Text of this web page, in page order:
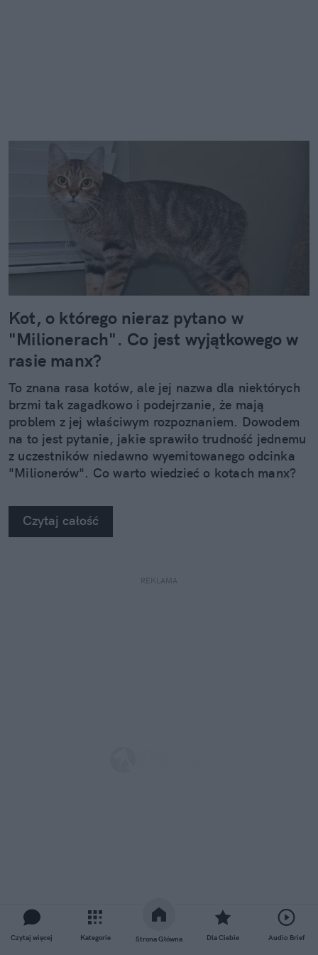
Czytaj więcej Kategorie Strona Główna Dla Ciebie Audio Brief
Kot, o którego nieraz pytano w
"Milionerach". Co jest wyjątkowego w
rasie manx?
To znana rasa kotów, ale jej nazwa dla niektórych
brzmi tak zagadkowo i podejrzanie, że mają
problem z jej właściwym rozpoznaniem. Dowodem
na to jest pytanie, jakie sprawiło trudność jednemu
z uczestników niedawno wyemitowanego odcinka
"Milionerów". Co warto wiedzieć o kotach manx?
Czytaj całość
REKLAMA